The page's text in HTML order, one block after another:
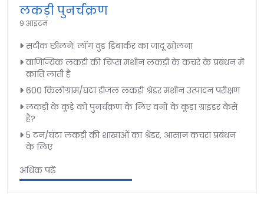
लकड़ी पुनर्चक्रण
9 आइटम
सटीक छीलने: लॉग वुड डिबार्कर का जादू खोलना
वाणिज्यिक लकड़ी की चिप्स मशीन लकड़ी के कचरे के प्रबंधन में
क्रांति लाती है
600 किलोग्राम/घंटा डीजल लकड़ी श्रेडर मशीन उत्पादन परीक्षण
लकड़ी के कूड़े को पुनर्चक्रण के लिए वनों के कूड़ा ग्राइंडर कैसे
है?
5 टन/घंटा लकड़ी की शाखाओं का श्रेडर, आसान कचरा प्रबंधन
के लिए
अधिक पढ़ें